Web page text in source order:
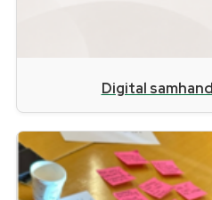
Digital